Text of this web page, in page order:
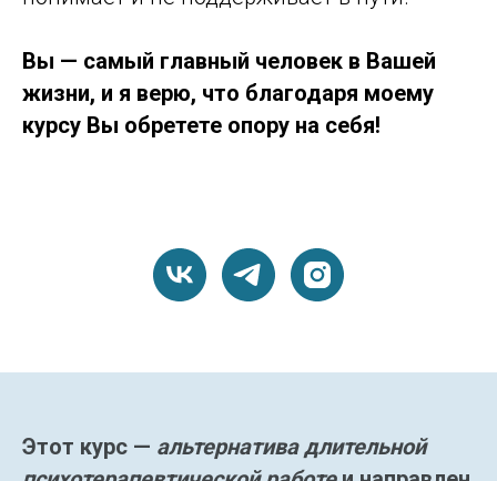
Вы — самый главный человек в Вашей
жизни, и я верю, что благодаря моему
курсу Вы обретете опору на себя!
Этот курс — альтернатива длительной